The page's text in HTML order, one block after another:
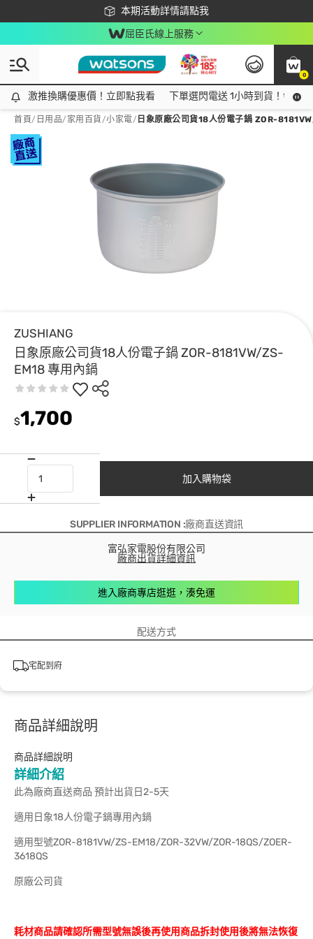
本期活動詳情請點我
下載app最高回饋$350
屈臣氏線上服務
0
激推換購優惠價！立即點我看
激推換購優惠價！立即點我看 下單選閃電送 1小時到貨！領神
首頁/ 日用品/ 家用百貨/小家電/ 日象原廠公司貨18人份電子鍋 ZOR-
ZUSHIANG
日象原廠公司貨18人份電子鍋 ZOR-8181VW/ZS-
EM18 專用內鍋
$1,700
加入購物袋
SUPPLIER INFORMATION :廠商直送資訊
富弘家電股份有限公司
廠商出貨詳細資訊
進入廠商專店逛逛，湊免運
配送方式
宅配到府
商品詳細說明
商品詳細說明
詳細介紹
此為廠商直送商品 預計出貨日2-5天
適用日象18人份電子鍋專用內鍋
適用型號ZOR-8181VW/ZS-EM18/ZOR-32VW/ZOR-18QS/ZOER-
3618QS
原廠公司貨
耗材商品請確認所需型號無誤後再使用商品拆封使用後將無法恢復